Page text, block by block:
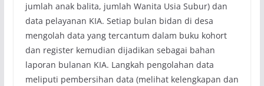
jumlah anak balita, jumlah Wanita Usia Subur) dan
data pelayanan KIA. Setiap bulan bidan di desa
mengolah data yang tercantum dalam buku kohort
dan register kemudian dijadikan sebagai bahan
laporan bulanan KIA. Langkah pengolahan data
meliputi pembersihan data (melihat kelengkapan dan